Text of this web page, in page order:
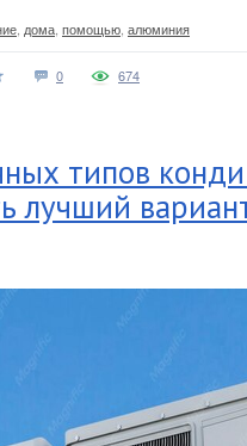
дома помощью алюминия
0 674
типов
лучший